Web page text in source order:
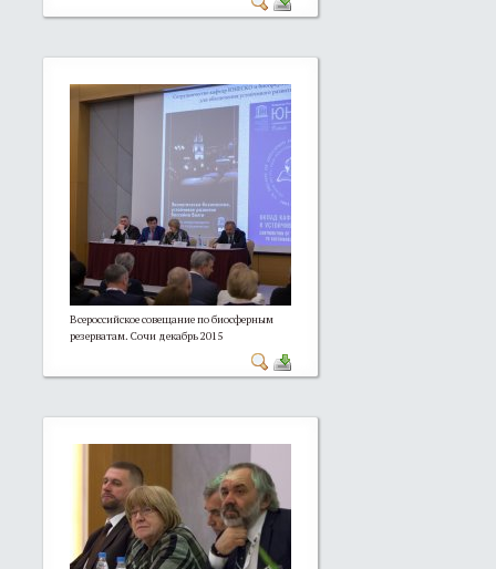
Всероссийское совещание по биосферным
резерватам. Сочи декабрь 2015